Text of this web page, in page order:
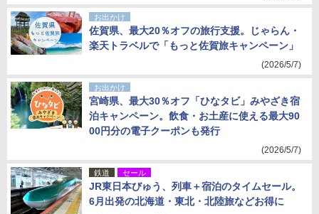
お出かけ
佐賀県、最大20％オフの旅行支援。じゃらん・
楽天トラベルで「もっと佐賀旅キャンペーン」
(2026/5/7)
お出かけ
宮崎県、最大30％オフ「ひなタビ」みやざき宿
泊キャンペーン。飲食・お土産に使える最大90
00円分の電子クーポンも発行
(2026/5/7)
鉄道 セール
JR東日本びゅう、列車＋宿泊のタイムセール。
6月出発の北海道・東北・北陸旅などお得に